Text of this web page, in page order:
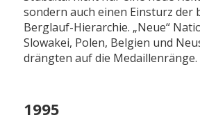
sondern auch einen Einsturz der
Berglauf-Hierarchie. „Neue“
Slowakei, Polen, Belgien und
drängten auf die Medaillenränge.
1995